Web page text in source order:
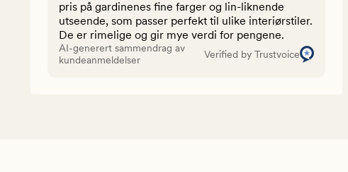
pris på gardinenes fine farger og lin-liknende
utseende, som passer perfekt til ulike interiørstiler.
De er rimelige og gir mye verdi for pengene.
AI-generert sammendrag av
kundeanmeldelser
Verified by Trustvoice